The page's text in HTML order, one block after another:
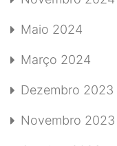
Maio 2024
Março 2024
Dezembro 2023
Novembro 2023